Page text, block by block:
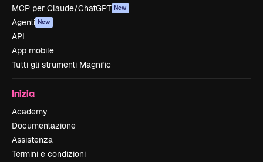
MCP per Claude/ChatGPT New
Agenti New
API
App mobile
Tutti gli strumenti Magnific
Inizia
Academy
Documentazione
Assistenza
Termini e condizioni